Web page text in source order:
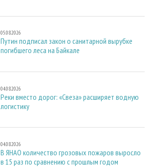
05.08.2026
Путин подписал закон о санитарной вырубке
погибшего леса на Байкале
04.08.2026
Реки вместо дорог: «Свеза» расширяет водную
логистику
04.08.2026
В ЯНАО количество грозовых пожаров выросло
в 15 раз по сравнению с прошлым годом